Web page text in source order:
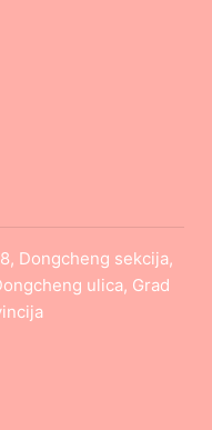
Dongcheng sekcija,
ulica, Grad